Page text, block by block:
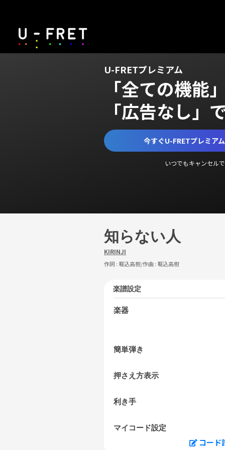
U-FRETプレミアム
「全ての機能
「広告なし」
今すぐU-FRETプレミア
いつでもキャンセル
知らない人
KIRINJI
作詞 :堀込高樹/作曲 :堀込高樹
楽譜設定
楽器
簡単弾き
押さえ方表示
利き手
マイコード設定
コード